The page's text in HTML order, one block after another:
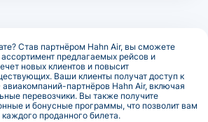
Став партнёром Hahn Air, вы сможете
предлагаемых рейсов и
новых клиентов и повысит
Ваши клиенты получат доступ к
партнёров Hahn Air, включая
перевозчики. Вы также получите
и бонусные программы, что позволит вам
проданного билета.